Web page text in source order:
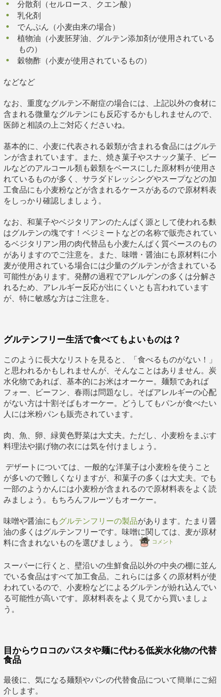
分散剤（セルロース、クエン酸）
乳化剤
でんぷん（小麦由来の場合）
植物油（小麦胚芽油、グルテン添加剤が使用されている
もの）
穀物酢（小麦が使用されているもの）
などなど
なお、重度なグルテン不耐症の場合には、上記以外の食材に
含まれる微量なグルテンにも反応するかもしれませんので、
医師と相談の上ご対応くださいね。
基本的に、小麦に代表される穀類が含まれる食品にはグルテ
ンが含まれています。また、焼き菓子やスナック菓子、ビー
ルなどのアルコール類も穀類をベースにした原材料が使用さ
れているものが多く、サラダドレッシングやスープなどの加
工食品にも小麦粉などが含まれるケースがあるので原材料表
をしっかり確認しましょう。
なお、和菓子やベジタリアンのたんぱく源として使われる麩
はグルテンの塊です！ベジミートなどの名称で販売されてい
るベジタリアン用の肉代替品も小麦たんぱく質ベースのもの
がありますのでご注意を。また、味噌・醤油にも原材料に小
麦が使用されている場合には少量のグルテンが含まれている
可能性があります。発酵の過程でアレルゲンの多くは分解さ
れるため、アレルギー反応が出にくいとも言われています
が、特に敏感な方はご注意を。
グルテンフリー生活で食べてもよいものは？
このように長大なリストを見ると、「食べるものがない！」
と思われるかもしれませんが、そんなことはありません。炭
水化物であれば、基本的にお米はオーケー。麺類であれば
フォー、ビーフン、春雨は問題なし。そばアレルギーの心配
がない方は十割そばもオーケー。どうしてもパンが食べたい
人には米粉パンも販売されています。
肉、魚、卵、緑黄色野菜は大丈夫。ただし、小麦粉をまぶす
料理法や揚げ物の衣には気を付けましょう。
デザートについては、一般的な洋菓子は小麦粉を使うこと
が多いので難しくなりますが、和菓子の多くは大丈夫。でも
一部のようかんには小麦粉が含まれるので原材料表をよく読
みましょう。もちろんフルーツもオーケー。
味噌や醤油にもグルテンフリーの製品があります。たまり醤
油の多くはグルテンフリーです。味噌に関しては、麦が原材
料に含まれないものを選びましょう。
コメント
スーパーに行くと、壁沿いの生鮮食品以外の中央の棚に並ん
でいる食品はすべて加工食品。これらには多くの原材料が使
われているので、小麦粉などによるグルテンが紛れ込んでい
る可能性が高いです。原材料表をよく見てから買いましょ
う。
目からウロコのパスタや麺に代わる低炭水化物の代替
食品
最後に、気になる麺類やパンの代替食品について簡単にご紹
介します。